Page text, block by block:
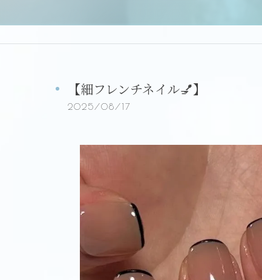
【細フレンチネイル💅】
2025/08/17